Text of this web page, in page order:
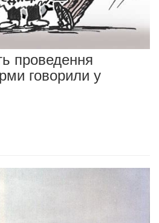
проведення
говорили у